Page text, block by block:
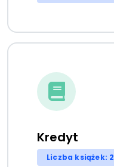
Kredyt
Liczba książek: 2